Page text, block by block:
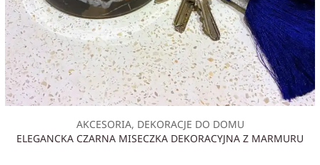
AKCESORIA, DEKORACJE DO DOMU
ELEGANCKA CZARNA MISECZKA DEKORACYJNA Z MARMURU